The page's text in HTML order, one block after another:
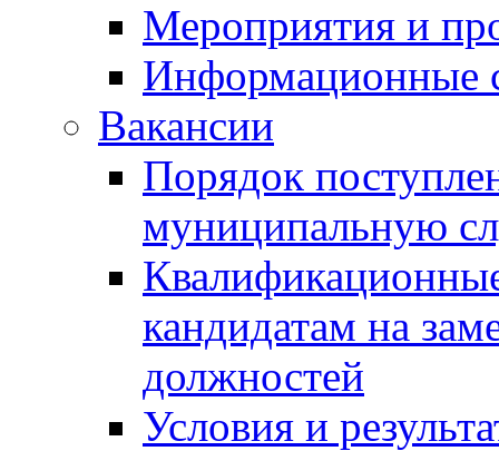
Мероприятия и
Информационные
Вакансии
Порядок
муниципальную
кандидатам на
должностей
Условия и